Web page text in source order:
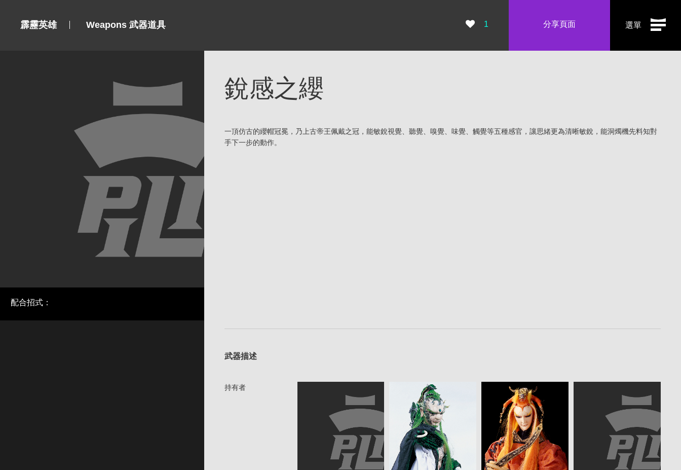
選單
霹靂英雄 Weapons 武器道具 瀏覽數：
1 分享頁面
配合招式：
銳感之纓
一頂仿古的纓帽冠冕，乃上古帝王佩戴之冠，能敏銳視覺、聽覺、嗅覺、味覺、觸覺等五種感官，讓思緒更為清晰敏銳，能洞燭機先料知對
手下一步的動作。
武器描述
持有者